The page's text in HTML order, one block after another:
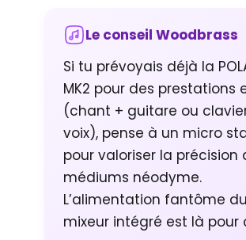
Le conseil Woodbrass
Si tu prévoyais déjà la
MK2 pour des prestations
(chant + guitare ou
voix), pense à un micro
pour valoriser la précision
médiums néodyme.
L’alimentation fantôme du
mixeur intégré est là pour